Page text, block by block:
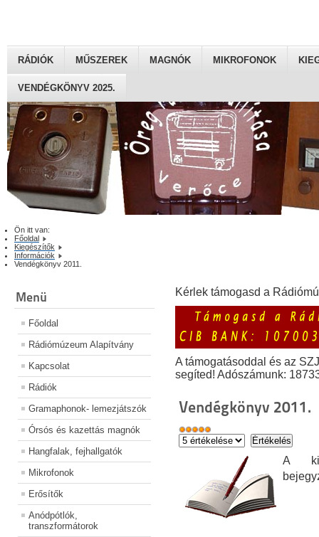
RÁDIÓK MŰSZEREK MAGNÓK MIKROFONOK
VENDÉGKÖNYV 2025.
Ön itt van:
Főoldal
Kiegészítők
Információk
Vendégkönyv 2011.
Menü
Főoldal
Rádiómúzeum Alapítvány
Kapcsolat
Rádiók
Gramaphonok- lemezjátszók
Órsós és kazettás magnók
Hangfalak, fejhallgatók
Mikrofonok
Erősítők
Anódpótlók,
transzformátorok
Kérlek támogasd a
A támogatásoddal és az
segíted! Adószámunk:
Vendégkönyv 2011.
A